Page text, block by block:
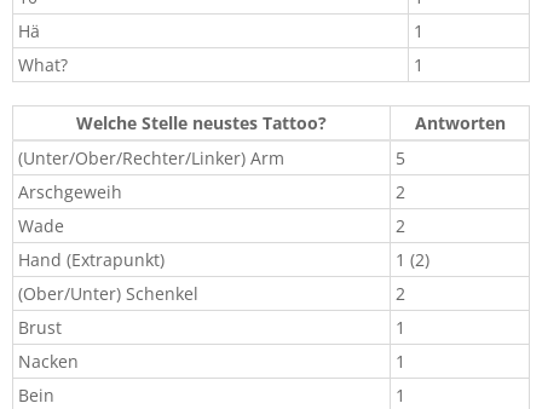
Hä
1
What?
1
Welche Stelle neustes Tattoo?
Antworten
(Unter/Ober/Rechter/Linker) Arm
5
Arschgeweih
2
Wade
2
Hand (Extrapunkt)
1 (2)
(Ober/Unter) Schenkel
2
Brust
1
Nacken
1
Bein
1